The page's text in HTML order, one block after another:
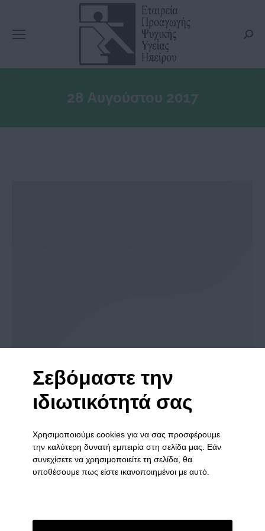
28 Αυγούστου 2017
25ο Πανελλήνιο Συνέδριο Ψυχιατρικής,
11-14 Μαϊου 2017, Κέρκυρα
Επιστημονικό Έργο By admin 28 Αυγούστου 2017
– Η κινητή Μονάδα Ψυχικής Υγείας Ιωαννίνων-
Θεσπρωτίας : Δεκαετής Απολογισμός
– Διατροφικές συνήθειες και παχυσαρκία σε ασθενείς
που πάσχουν από Ψυχωτική Συνδρόμη και ζουν σε
Σεβόμαστε την
ιδιωτικότητά σας
Χρησιμοποιούμε cookies για να σας προσφέρουμε
την καλύτερη δυνατή εμπειρία στη σελίδα μας. Εάν
συνεχίσετε να χρησιμοποιείτε τη σελίδα, θα
υποθέσουμε πως είστε ικανοποιημένοι με αυτό.